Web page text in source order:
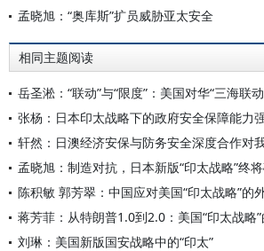
孟晓旭：“奥库斯”扩员威胁亚太安全
相同主题阅读
岳圣淞：“联动”与“限度”：美国对华“三海联
张杨：日本印太战略下的政府安全保障能力
轩然：日澳经济安保与防务安全深度合作对
孟晓旭：制造对抗，日本新版“印太战略”终
陈积敏 郭芳翠：中国应对美国“印太战略”的
蒋芳菲：从特朗普1.0到2.0：美国“印太战略
刘琳：美国新版国安战略中的“印太”